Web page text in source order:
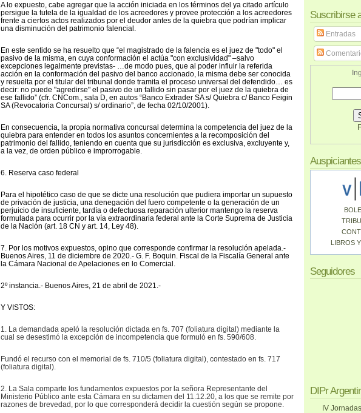
A lo expuesto, cabe agregar que la acción iniciada en los términos del ya citado artículo
persigue la tutela de la igualdad de los acreedores y provee protección a los acreedores
frente a ciertos actos realizados por el deudor antes de la quiebra que podrían implicar
una disminución del patrimonio falencial.
En este sentido se ha resuelto que “el magistrado de la falencia es el juez de "todo" el
pasivo de la misma, en cuya conformación el actúa "con exclusividad" –salvo
excepciones legalmente previstas- …de modo pues, que al poder influir la referida
acción en la conformación del pasivo del banco accionado, la misma debe ser conocida
y resuelta por el titular del tribunal donde tramita el proceso universal del defendido… es
decir: no puede "agredirse" el pasivo de un fallido sin pasar por el juez de la quiebra de
ese fallido” (cfr. CNCom., sala D, en autos “Banco Extrader SA s/ Quiebra c/ Banco Feigin
SA (Revocatoria Concursal) s/ ordinario”, de fecha 02/10/2001).
En consecuencia, la propia normativa concursal determina la competencia del juez de la
quiebra para entender en todos los asuntos concernientes a la recomposición del
patrimonio del fallido, teniendo en cuenta que su jurisdicción es exclusiva, excluyente y,
a la vez, de orden público e improrrogable.
6. Reserva caso federal
Para el hipotético caso de que se dicte una resolución que pudiera importar un supuesto
de privación de justicia, una denegación del fuero competente o la generación de un
perjuicio de insuficiente, tardía o defectuosa reparación ulterior mantengo la reserva
formulada para ocurrir por la vía extraordinaria federal ante la Corte Suprema de Justicia
de la Nación (art. 18 CN y art. 14, Ley 48).
7. Por los motivos expuestos, opino que corresponde confirmar la resolución apelada.-
Buenos Aires, 11 de diciembre de 2020.- G. F. Boquin. Fiscal de la Fiscalía General ante
la Cámara Nacional de Apelaciones en lo Comercial.
2º instancia.- Buenos Aires, 21 de abril de 2021.-
Y VISTOS:
1. La demandada apeló la resolución dictada en fs. 707 (foliatura digital) mediante la
cual se desestimó la excepción de incompetencia que formuló en fs. 590/608.
Fundó el recurso con el memorial de fs. 710/5 (foliatura digital), contestado en fs. 717
(foliatura digital).
2. La Sala comparte los fundamentos expuestos por la señora Representante del
Ministerio Público ante esta Cámara en su dictamen del 11.12.20, a los que se remite por
razones de brevedad, por lo que corresponderá decidir la cuestión según se propone.
Suscribirse
Entradas
Auspiciantes
LIBROS
Seguidores
DIPr
IV